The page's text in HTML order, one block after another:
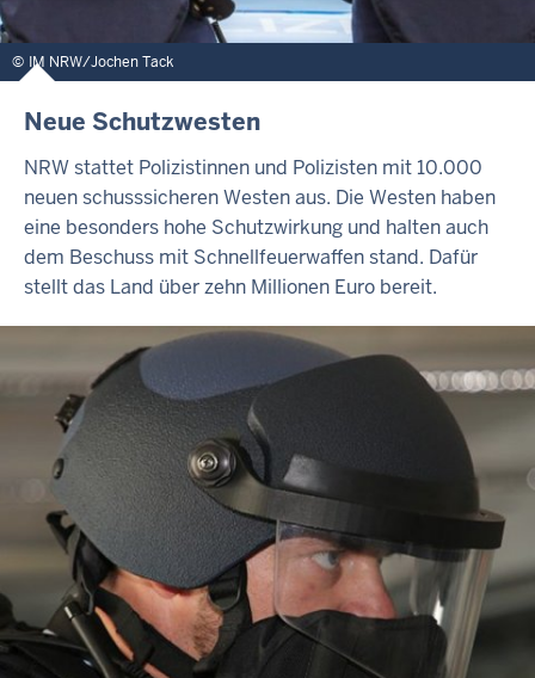
IM NRW/Jochen Tack
Neue Schutzwesten
NRW stattet Polizistinnen und Polizisten mit 10.000
neuen schusssicheren Westen aus. Die Westen haben
eine besonders hohe Schutzwirkung und halten auch
dem Beschuss mit Schnellfeuerwaffen stand. Dafür
stellt das Land über zehn Millionen Euro bereit.